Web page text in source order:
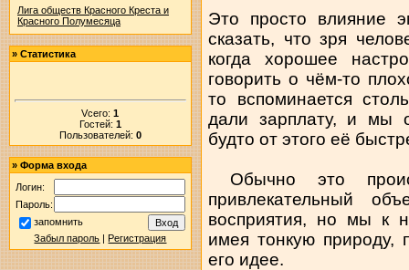
Лига обществ Красного Креста и
Красного Полумесяца
» Статистика
Vсего:1
Гостей: 1
Пользователей: 0
» Форма входа
Логин:
Пароль:
запомнить
Забыл пароль |Регистрация
Это просто влияние
сказать, что зря
когда хорошее
говорить о чём-то
то вспоминается
дали зарплату, и мы
будто от этого её
Обычно это
привлекательный
восприятия, но мы к
имея тонкую природу,
его идее.